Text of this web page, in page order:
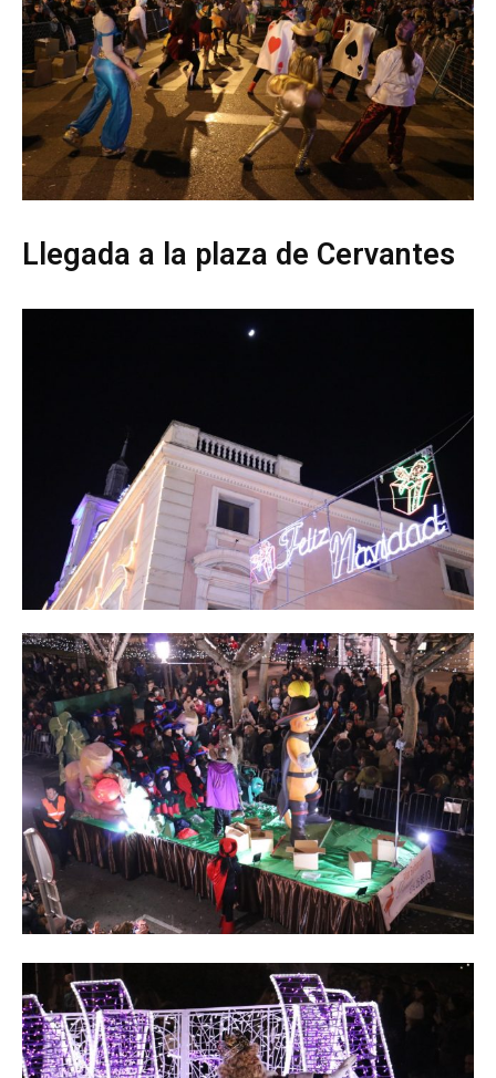
Llegada a la plaza de Cervantes